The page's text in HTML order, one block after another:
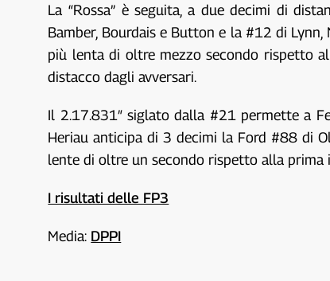
La “Rossa” è seguita, a due decimi di
Bamber, Bourdais e Button e la #12 di Lynn,
più lenta di oltre mezzo secondo rispetto
distacco dagli avversari.
Il 2.17.831″ siglato dalla #21 permette a
Heriau anticipa di 3 decimi la Ford #88 di
lente di oltre un secondo rispetto alla prima
I risultati delle FP3
Media: DPPI